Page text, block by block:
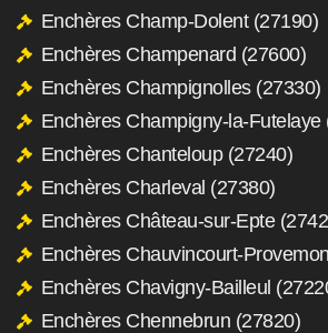
Enchères Champ-Dolent (27190)
Enchères Champenard (27600)
Enchères Champignolles (27330)
Enchères Champigny-la-Futelaye
Enchères Chanteloup (27240)
Enchères Charleval (27380)
Enchères Château-sur-Epte
Enchères Chauvincourt-
Enchères Chavigny-Bailleul
Enchères Chennebrun (27820)